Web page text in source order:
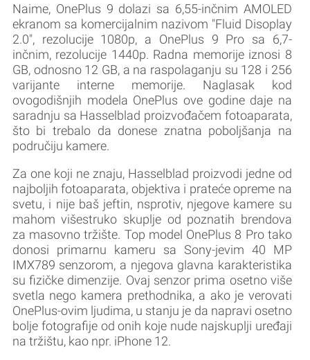
Naime, OnePlus 9 dolazi sa 6,55-inčnim AMOLED
ekranom sa komercijalnim nazivom "Fluid Disoplay
2.0", rezolucije 1080p, a OnePlus 9 Pro sa 6,7-
inčnim, rezolucije 1440p. Radna memorije iznosi 8
GB, odnosno 12 GB, a na raspolaganju su 128 i 256
varijante interne memorije. Naglasak kod
ovogodišnjih modela OnePlus ove godine daje na
saradnju sa Hasselblad proizvođačem fotoaparata,
što bi trebalo da donese znatna poboljšanja na
područiju kamere.
Za one koji ne znaju, Hasselblad proizvodi jedne od
najboljih fotoaparata, objektiva i prateće opreme na
svetu, i nije baš jeftin, nsprotiv, njegove kamere su
mahom višestruko skuplje od poznatih brendova
za masovno tržište. Top model OnePlus 8 Pro tako
donosi primarnu kameru sa Sony-jevim 40 MP
IMX789 senzorom, a njegova glavna karakteristika
su fizičke dimenzije. Ovaj senzor prima osetno više
svetla nego kamera prethodnika, a ako je verovati
OnePlus-ovim ljudima, u stanju je da napravi osetno
bolje fotografije od onih koje nude najskuplji uređaji
na tržištu, kao npr. iPhone 12.